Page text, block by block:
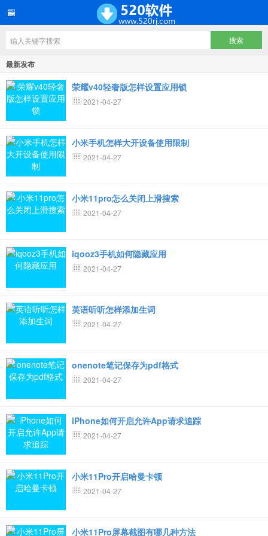
最新发布
荣耀v40轻奢版怎样设置应用锁
2021-04-27
小米手机怎样大开设备使用限制
2021-04-27
小米11pro怎么关闭上滑搜索
2021-04-27
iqooz3手机如何隐藏应用
2021-04-27
英语听听怎样添加生词
2021-04-27
onenote笔记保存为pdf格式
2021-04-27
iPhone如何开启允许App请求追踪
2021-04-27
小米11Pro开启哈曼卡顿
2021-04-27
小米11Pro屏幕截图有哪几种方法